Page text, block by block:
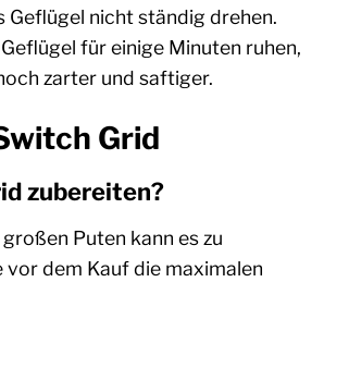
Geflügel nicht ständig drehen.
für einige Minuten ruhen,
zarter und saftiger.
Grid
zubereiten?
Puten kann es zu
dem Kauf die maximalen